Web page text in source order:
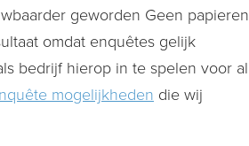
geworden Geen papieren
omdat enquêtes gelijk
bedrijf hierop in te spelen voor al
mogelijkheden die wij